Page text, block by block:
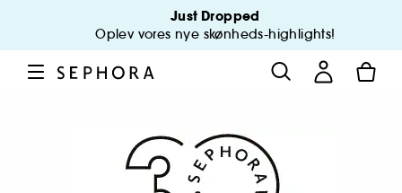
Just Dropped
Oplev vores nye skønheds-highlights!